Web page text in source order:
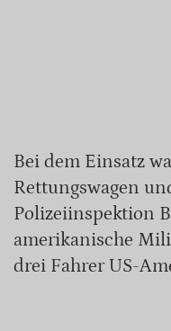
Bei dem Einsatz
Rettungswagen
Polizeiinspektion
amerikanische
drei Fahrer US-